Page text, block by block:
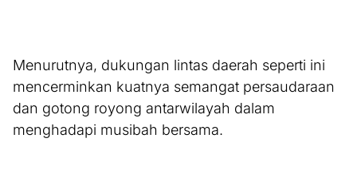
Menurutnya, dukungan lintas daerah seperti ini
mencerminkan kuatnya semangat persaudaraan
dan gotong royong antarwilayah dalam
menghadapi musibah bersama.